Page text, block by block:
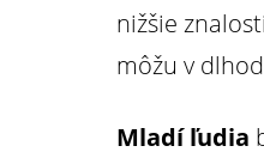
nižšie
môžu v
Mladí ľudia